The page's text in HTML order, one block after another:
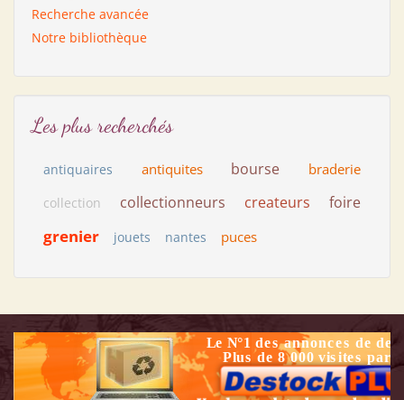
Recherche avancée
Notre bibliothèque
Les plus recherchés
antiquaires antiquites bourse braderie
collection collectionneurs createurs foire
grenier jouets nantes puces